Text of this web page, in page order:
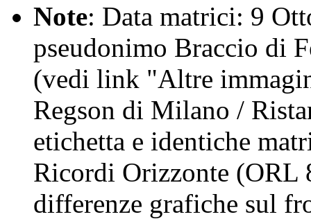
Note: Data matrici: 9
pseudonimo Braccio di
(vedi link "Altre
Regson di Milano /
etichetta e identiche
Ricordi Orizzonte (ORL
differenze grafiche sul